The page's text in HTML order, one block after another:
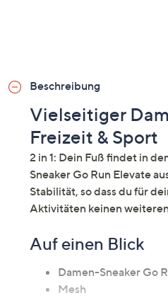
Beschreibung
Vielseitiger
Freizeit & Sport
2 in 1: Dein Fuß findet in
Sneaker Go Run Elevate
Stabilität, so dass du für
Aktivitäten keinen
Auf einen Blick
Damen-Sneaker Go
Mesh